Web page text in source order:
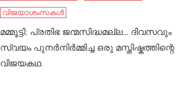
വിജയാശംസകൾ
മമ്മൂട്ടി: പ്രതിഭ ജന്മസിദ്ധമല്ല… ദിവസവും
സ്വയം പുനർനിർമ്മിച്ച ഒരു മസ്തിഷ്കത്തിന്റെ
വിജയകഥ